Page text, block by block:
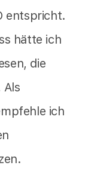
entspricht.
hätte ich
die
Als
ich